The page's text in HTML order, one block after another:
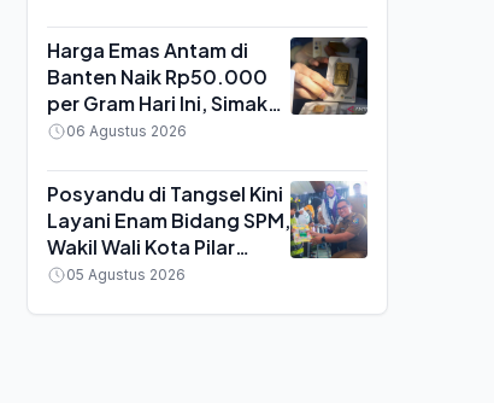
Harga Emas Antam di
Banten Naik Rp50.000
per Gram Hari Ini, Simak
Rincian Buyback dan
06 Agustus 2026
Posyandu di Tangsel Kini
Layani Enam Bidang SPM,
Wakil Wali Kota Pilar
Saga: Bukan Sekadar
05 Agustus 2026